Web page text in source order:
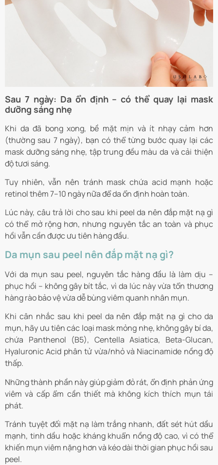
Sau 7 ngày: Da ổn định – có thể quay lại mask
dưỡng sáng nhẹ
Khi da đã bong xong, bề mặt mịn và ít nhạy cảm hơn
(thường sau 7 ngày), bạn có thể từng bước quay lại các
mask dưỡng sáng nhẹ, tập trung đều màu da và cải thiện
độ tươi sáng.
Tuy nhiên, vẫn nên tránh mask chứa acid mạnh hoặc
retinol thêm 7–10 ngày nữa để da ổn định hoàn toàn.
Lúc này, câu trả lời cho sau khi peel da nên đắp mặt nạ gì
có thể mở rộng hơn, nhưng nguyên tắc an toàn và phục
hồi vẫn cần được ưu tiên hàng đầu.
Da mụn sau peel nên đắp mặt nạ gì?
Với da mụn sau peel, nguyên tắc hàng đầu là làm dịu –
phục hồi – không gây bít tắc, vì da lúc này vừa tổn thương
hàng rào bảo vệ vừa dễ bùng viêm quanh nhân mụn.
Khi cân nhắc sau khi peel da nên đắp mặt nạ gì cho da
mụn, hãy ưu tiên các loại mask mỏng nhẹ, không gây bí da,
chứa Panthenol (B5), Centella Asiatica, Beta-Glucan,
Hyaluronic Acid phân tử vừa/nhỏ và Niacinamide nồng độ
thấp.
Những thành phần này giúp giảm đỏ rát, ổn định phản ứng
viêm và cấp ẩm cần thiết mà không kích thích mụn tái
phát.
Tránh tuyệt đối mặt nạ làm trắng nhanh, đất sét hút dầu
mạnh, tinh dầu hoặc kháng khuẩn nồng độ cao, vì có thể
khiến mụn viêm nặng hơn và kéo dài thời gian phục hồi sau
peel.